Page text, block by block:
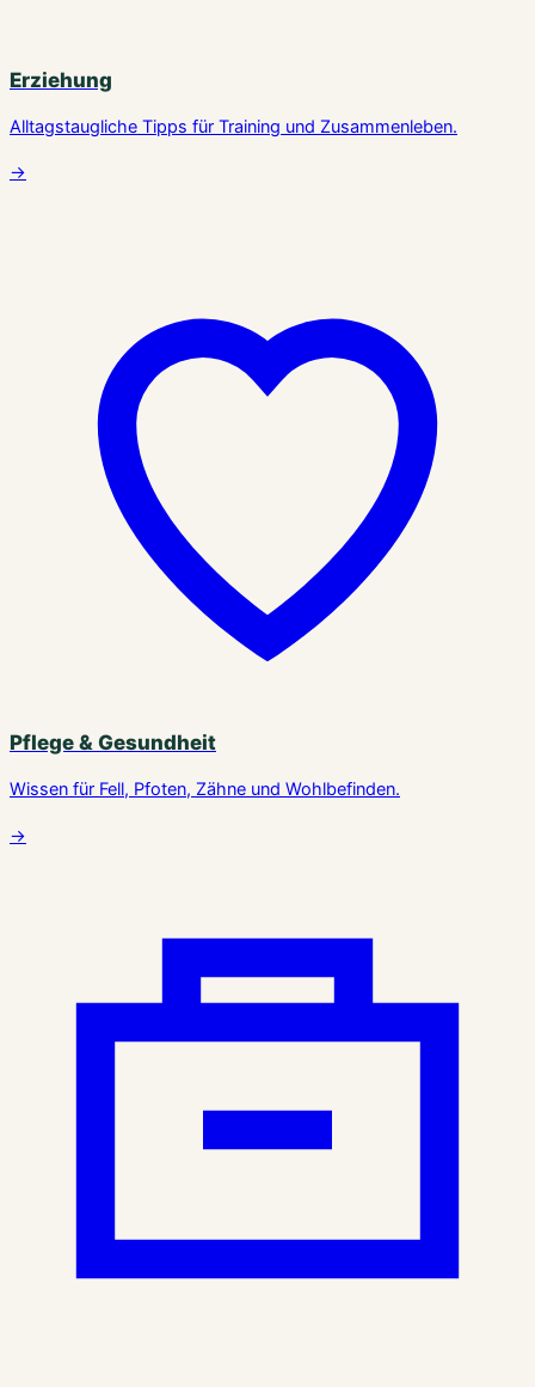
Erziehung
Alltagstaugliche Tipps für Training und Zusammenleben.
→
Pflege & Gesundheit
Wissen für Fell, Pfoten, Zähne und Wohlbefinden.
→